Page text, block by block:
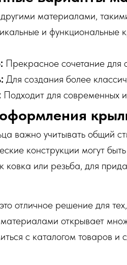
материалами,
и функциональные
Прекрасное сочетание для
Для создания более
Подходит для современных
важно учитывать общий
конструкции могут
или резьба, для
отличное решение для
открывает
с каталогом товаров и